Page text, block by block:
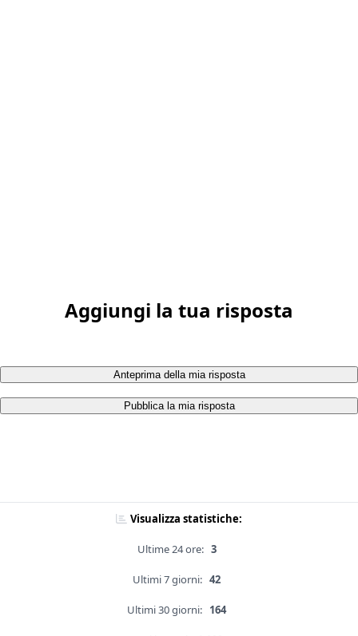
Aggiungi la tua risposta
Anteprima della mia risposta
Pubblica la mia risposta
Visualizza statistiche:
Ultime 24 ore: 3
Ultimi 7 giorni: 42
Ultimi 30 giorni: 164